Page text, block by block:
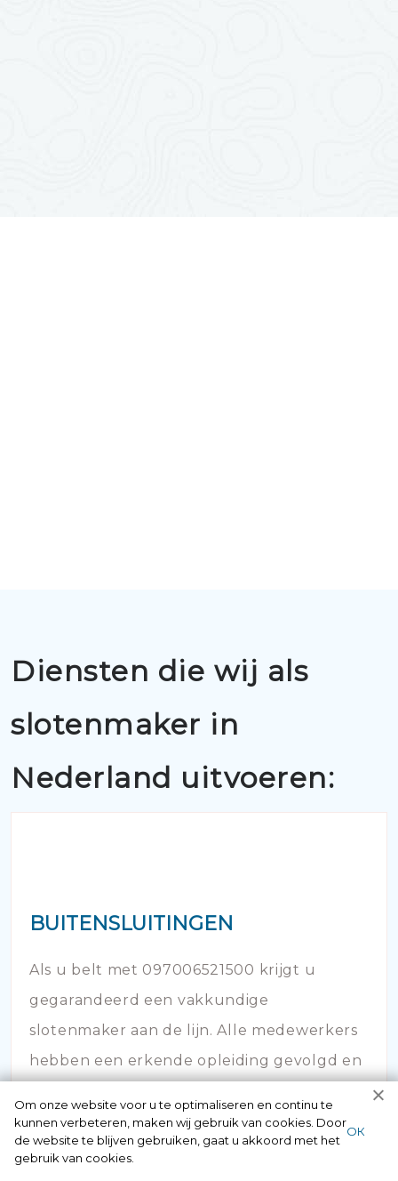
Diensten die wij als
slotenmaker in
Nederland uitvoeren:
BUITENSLUITINGEN
Als u belt met 097006521500 krijgt u
gegarandeerd een vakkundige
slotenmaker aan de lijn. Alle medewerkers
hebben een erkende opleiding gevolgd en
Om onze website voor u te optimaliseren en continu te
kunnen verbeteren, maken wij gebruik van cookies. Door
de website te blijven gebruiken, gaat u akkoord met het
gebruik van cookies.
ОК